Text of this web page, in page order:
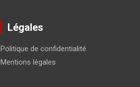
Légales
Politique de confidentialité
Mentions légales